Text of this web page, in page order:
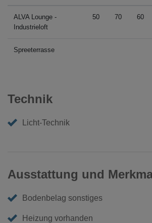
ALVA Lounge -
Industrieloft
50 70 60
Spreeterrasse
Technik
Licht-Technik
Ausstattung und
Bodenbelag sonstiges
Heizung vorhanden